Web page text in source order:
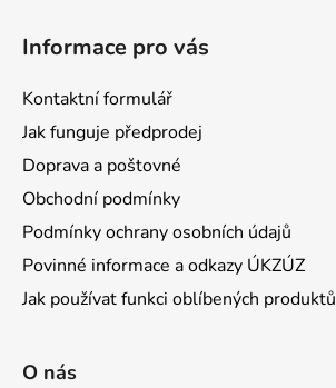
Informace pro vás
Kontaktní formulář
Jak funguje předprodej
Doprava a poštovné
Obchodní podmínky
Podmínky ochrany osobních údajů
Povinné informace a odkazy ÚKZÚZ
Jak používat funkci oblíbených produktů
O nás